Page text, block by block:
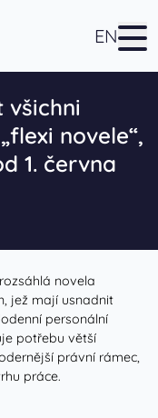
EN
všichni
novele“,
1. června
novela
jež mají usnadnit
personální
potřebu větší
právní rámec,
práce.